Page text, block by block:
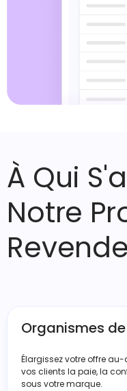
À Qui
Notre
Organismes
Élargissez votre offre
vos clients la paie, la
sous votre marque.